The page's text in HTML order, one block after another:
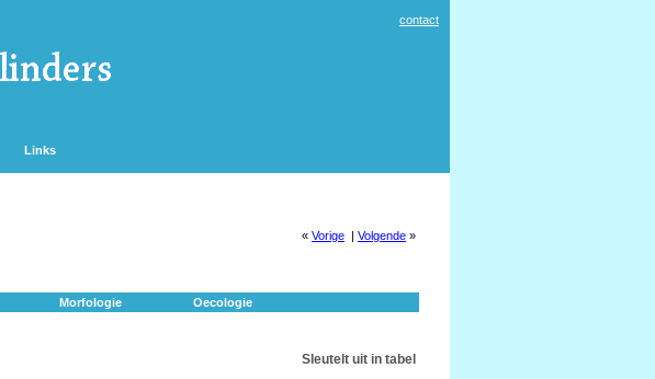
contact
Links
« Vorige | Volgende »
Morfologie Oecologie
Sleutelt uit in tabel